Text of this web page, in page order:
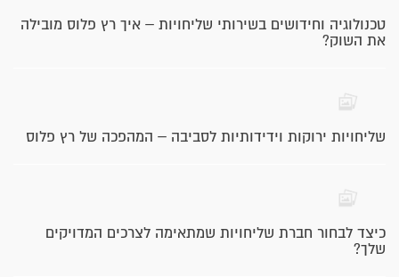
טכנולוגיה וחידושים בשירותי שליחויות – איך רץ פלוס מובילה
את השוק?
שליחויות ירוקות וידידותיות לסביבה – המהפכה של רץ פלוס
כיצד לבחור חברת שליחויות שמתאימה לצרכים המדויקים
שלך?